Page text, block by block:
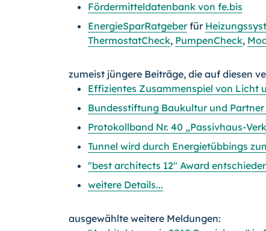
Fördermitteldatenbank von fe.bis
EnergieSparRatgeberfür
ThermostatCheck, PumpenCheck,
zumeist jüngere Beiträge, die auf diesen
Effizientes Zusammenspiel von Licht
Bundesstiftung Baukultur und
Protokollband Nr. 40 „Passivhaus-
Tunnel wird durch Energietübbings
"best architects 12" Award
weitere Details...
ausgewählte weitere Meldungen: